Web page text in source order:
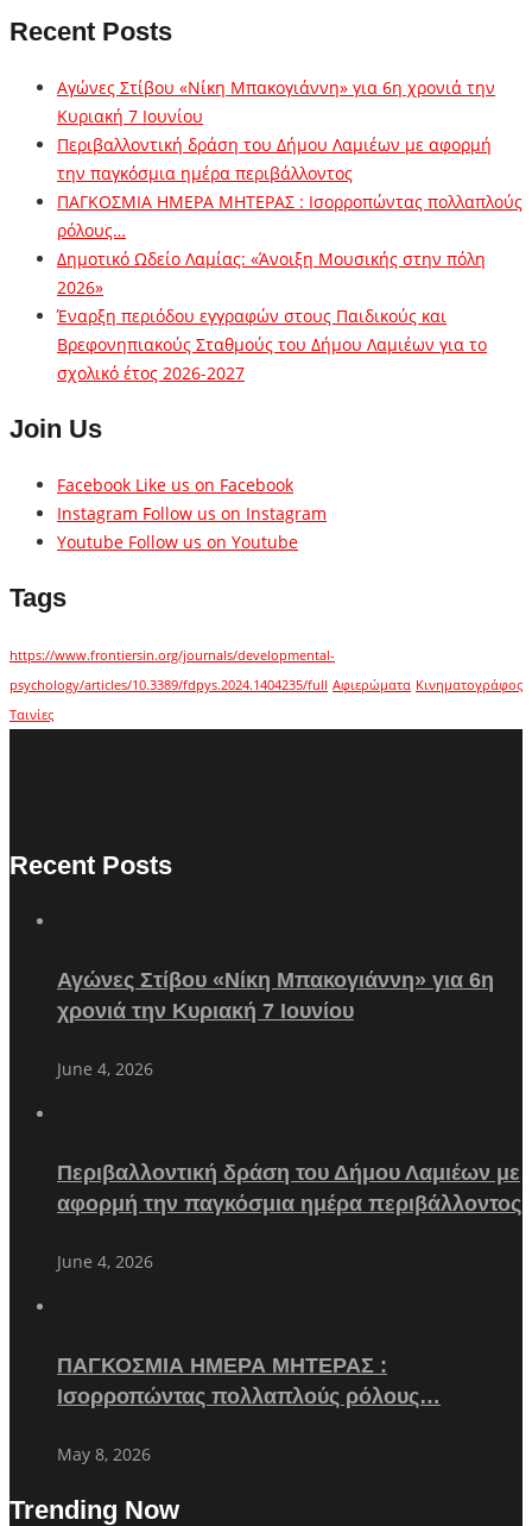
Recent Posts
Αγώνες Στίβου «Νίκη Μπακογιάννη» για 6η χρονιά την
Κυριακή 7 Ιουνίου
Περιβαλλοντική δράση του Δήμου Λαμιέων με αφορμή
την παγκόσμια ημέρα περιβάλλοντος
ΠΑΓΚΟΣΜΙΑ ΗΜΕΡΑ ΜΗΤΕΡΑΣ : Ισορροπώντας πολλαπλούς
ρόλους…
Δημοτικό Ωδείο Λαμίας: «Άνοιξη Μουσικής στην πόλη
2026»
Έναρξη περιόδου εγγραφών στους Παιδικούς και
Βρεφονηπιακούς Σταθμούς του Δήμου Λαμιέων για το
σχολικό έτος 2026-2027
Join Us
Facebook Like us on Facebook
Instagram Follow us on Instagram
Youtube Follow us on Youtube
Tags
https://www.frontiersin.org/journals/developmental-
psychology/articles/10.3389/fdpys.2024.1404235/full Αφιερώματα Κινηματογράφος
Ταινίες
Recent Posts
Αγώνες Στίβου «Νίκη Μπακογιάννη» για 6η
χρονιά την Κυριακή 7 Ιουνίου
June 4, 2026
Περιβαλλοντική δράση του Δήμου Λαμιέων με
αφορμή την παγκόσμια ημέρα περιβάλλοντος
June 4, 2026
ΠΑΓΚΟΣΜΙΑ ΗΜΕΡΑ ΜΗΤΕΡΑΣ :
Ισορροπώντας πολλαπλούς ρόλους…
May 8, 2026
Trending Now